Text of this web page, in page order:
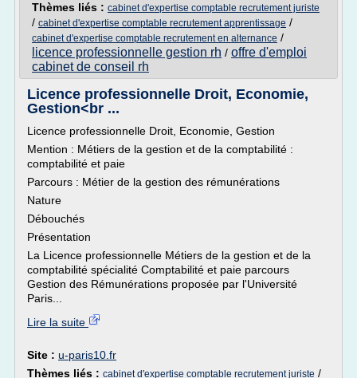
Thèmes liés : cabinet d'expertise comptable recrutement juriste
/ cabinet d'expertise comptable recrutement apprentissage /
cabinet d'expertise comptable recrutement en alternance /
licence professionnelle gestion rh / offre d'emploi
cabinet de conseil rh
Licence professionnelle Droit, Economie,
Gestion<br ...
Licence professionnelle Droit, Economie, Gestion
Mention : Métiers de la gestion et de la comptabilité :
comptabilité et paie
Parcours : Métier de la gestion des rémunérations
Nature
Débouchés
Présentation
La Licence professionnelle Métiers de la gestion et de la
comptabilité spécialité Comptabilité et paie parcours
Gestion des Rémunérations proposée par l'Université
Paris...
Lire la suite
Site : u-paris10.fr
Thèmes liés : cabinet d'expertise comptable recrutement juriste /